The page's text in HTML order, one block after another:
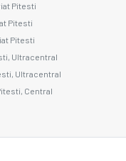
Pitesti
Pitesti
Pitesti
Ultracentral
Ultracentral
Central